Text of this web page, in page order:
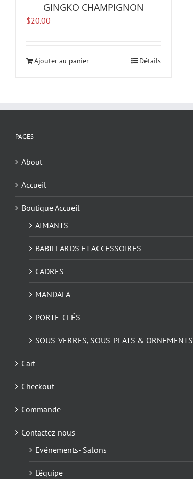
GINGKO CHAMPIGNON
$20.00
Ajouter au panier Détails
PAGES
About
Accueil
Boutique Accueil
AIMANTS
BABILLARDS ET ACCESSOIRES
CADRES
MANDALA
PORTE-CLÉS
SOUS-VERRES, SOUS-PLATS & ORNEMENTS
Cart
Checkout
Commande
Contactez-nous
Evénements- Salons
L’équipe